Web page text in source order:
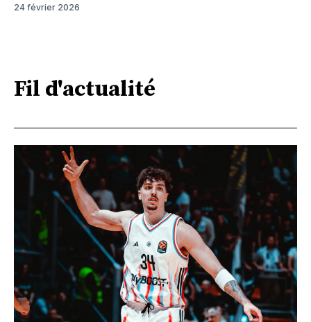
24 février 2026
Fil d'actualité